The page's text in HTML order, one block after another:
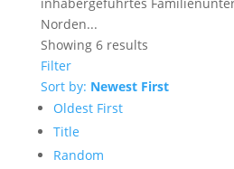
Norden...
Showing 6 results
Filter
Sort by: Newest First
Oldest First
Title
Random